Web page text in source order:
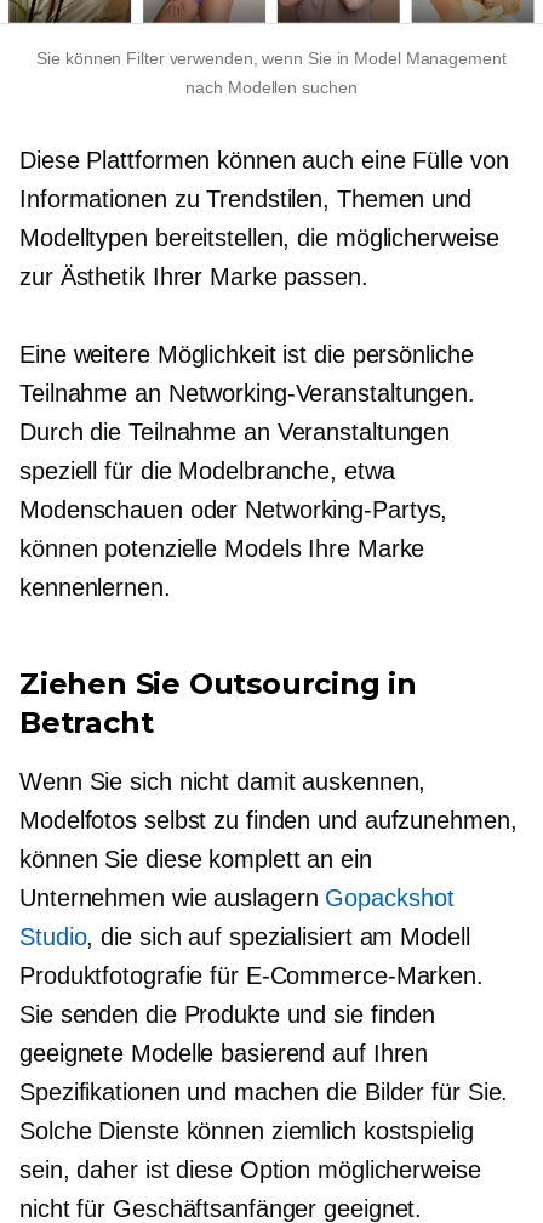
Sie können Filter verwenden, wenn Sie in Model Management
nach Modellen suchen
Diese Plattformen können auch eine Fülle von
Informationen zu Trendstilen, Themen und
Modelltypen bereitstellen, die möglicherweise
zur Ästhetik Ihrer Marke passen.
Eine weitere Möglichkeit ist die persönliche
Teilnahme an Networking-Veranstaltungen.
Durch die Teilnahme an Veranstaltungen
speziell für die Modelbranche, etwa
Modenschauen oder Networking-Partys,
können potenzielle Models Ihre Marke
kennenlernen.
Ziehen Sie Outsourcing in
Betracht
Wenn Sie sich nicht damit auskennen,
Modelfotos selbst zu finden und aufzunehmen,
können Sie diese komplett an ein
Unternehmen wie auslagern Gopackshot
Studio, die sich auf spezialisiert am Modell
Produktfotografie für E-Commerce-Marken.
Sie senden die Produkte und sie finden
geeignete Modelle basierend auf Ihren
Spezifikationen und machen die Bilder für Sie.
Solche Dienste können ziemlich kostspielig
sein, daher ist diese Option möglicherweise
nicht für Geschäftsanfänger geeignet.